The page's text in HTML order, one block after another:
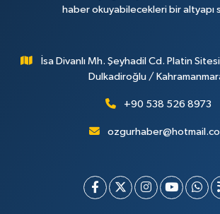
haber okuyabilecekleri bir altyapı
İsa Divanlı Mh. Şeyhadil Cd. Platin
Dulkadiroğlu /
+90 538 526 8973